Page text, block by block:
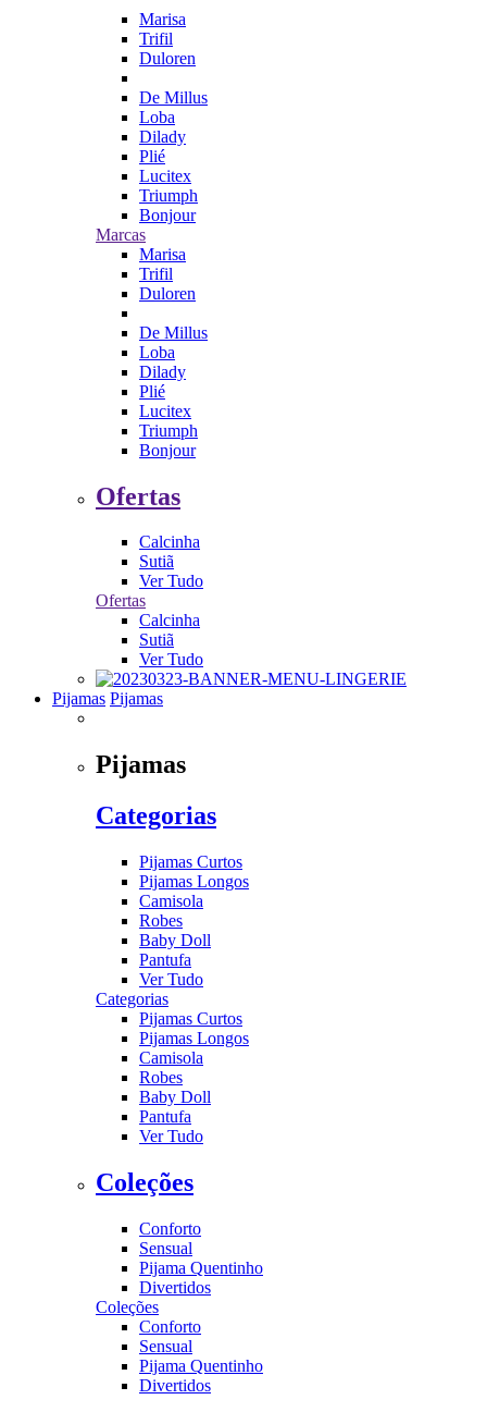
Marisa
Trifil
Duloren
De Millus
Loba
Dilady
Plié
Lucitex
Triumph
Bonjour
Marcas
Marisa
Trifil
Duloren
De Millus
Loba
Dilady
Plié
Lucitex
Triumph
Bonjour
Ofertas
Calcinha
Sutiã
Ver Tudo
Ofertas
Calcinha
Sutiã
Ver Tudo
Pijamas Pijamas
Pijamas
Categorias
Pijamas Curtos
Pijamas Longos
Camisola
Robes
Baby Doll
Pantufa
Ver Tudo
Categorias
Pijamas Curtos
Pijamas Longos
Camisola
Robes
Baby Doll
Pantufa
Ver Tudo
Coleções
Conforto
Sensual
Pijama Quentinho
Divertidos
Coleções
Conforto
Sensual
Pijama Quentinho
Divertidos